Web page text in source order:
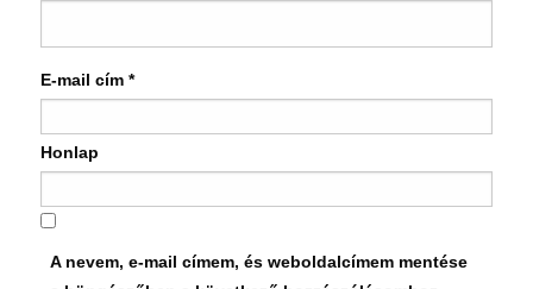
E-mail cím *
Honlap
A nevem, e-mail címem, és weboldalcímem mentése